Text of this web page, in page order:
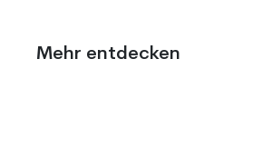
Mehr entdecken